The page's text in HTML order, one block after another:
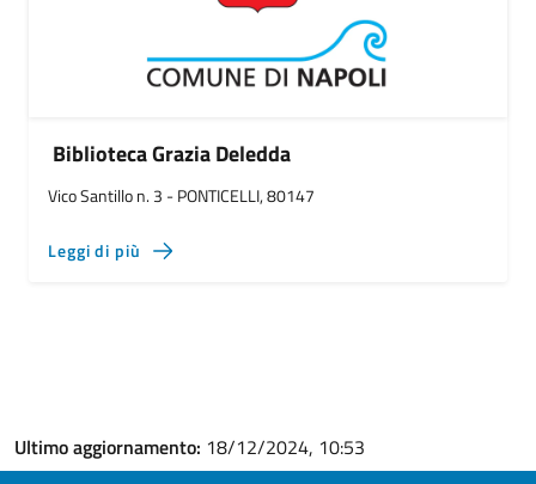
Biblioteca Grazia Deledda
Vico Santillo n. 3 - PONTICELLI, 80147
Leggi di più
Ultimo aggiornamento: 18/12/2024, 10:53